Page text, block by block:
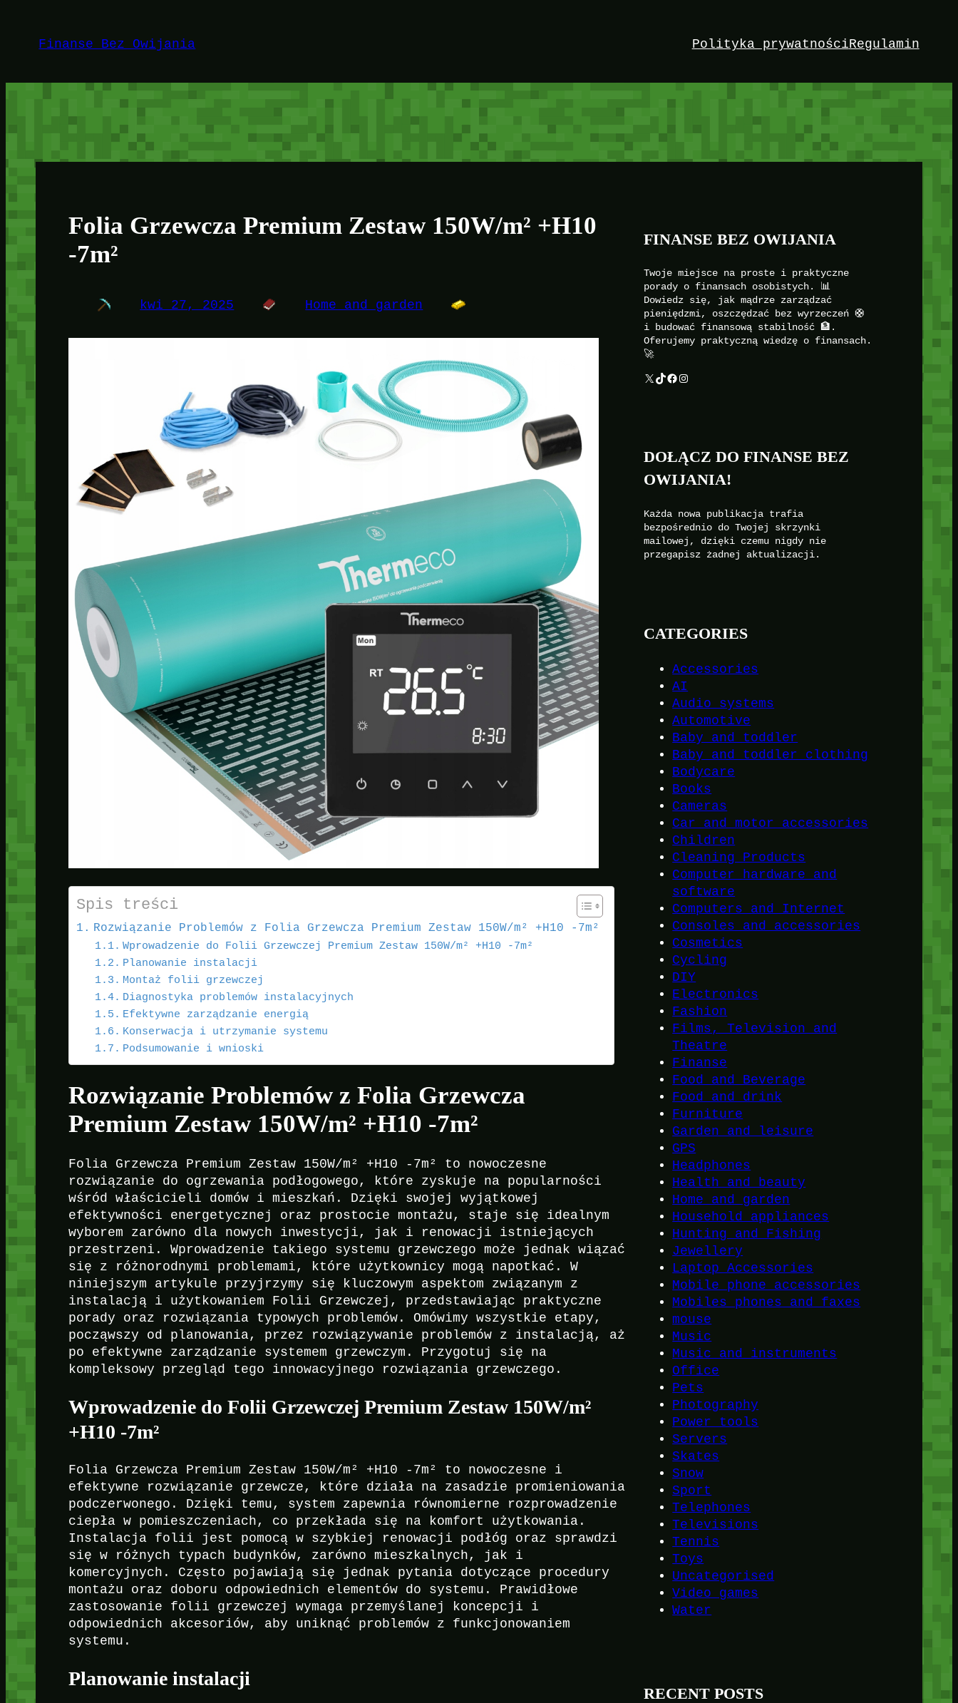
treściFinanse Bez Owijania Polityka prywatnościRegulamin
Folia Grzewcza Premium Zestaw 150W/m² +H10
-7m²
kwi 27, 2025 Home and garden
Spis treści
Rozwiązanie Problemów z Folia Grzewcza Premium Zestaw 150W/m² +H10 -7m²
Wprowadzenie do Folii Grzewczej Premium Zestaw 150W/m² +H10 -7m²
Planowanie instalacji
Montaż folii grzewczej
Diagnostyka problemów instalacyjnych
Efektywne zarządzanie energią
Konserwacja i utrzymanie systemu
Podsumowanie i wnioski
Rozwiązanie Problemów z Folia Grzewcza
Premium Zestaw 150W/m² +H10 -7m²
Folia Grzewcza Premium Zestaw 150W/m² +H10 -7m² to nowoczesne
rozwiązanie do ogrzewania podłogowego, które zyskuje na popularności
wśród właścicieli domów i mieszkań. Dzięki swojej wyjątkowej
efektywności energetycznej oraz prostocie montażu, staje się idealnym
wyborem zarówno dla nowych inwestycji, jak i renowacji istniejących
przestrzeni. Wprowadzenie takiego systemu grzewczego może jednak wiązać
się z różnorodnymi problemami, które użytkownicy mogą napotkać. W
niniejszym artykule przyjrzymy się kluczowym aspektom związanym z
instalacją i użytkowaniem Folii Grzewczej, przedstawiając praktyczne
porady oraz rozwiązania typowych problemów. Omówimy wszystkie etapy,
począwszy od planowania, przez rozwiązywanie problemów z instalacją, aż
po efektywne zarządzanie systemem grzewczym. Przygotuj się na
kompleksowy przegląd tego innowacyjnego rozwiązania grzewczego.
Wprowadzenie do Folii Grzewczej Premium Zestaw 150W/m²
+H10 -7m²
Folia Grzewcza Premium Zestaw 150W/m² +H10 -7m² to nowoczesne i
efektywne rozwiązanie grzewcze, które działa na zasadzie promieniowania
podczerwonego. Dzięki temu, system zapewnia równomierne rozprowadzenie
ciepła w pomieszczeniach, co przekłada się na komfort użytkowania.
Instalacja folii jest pomocą w szybkiej renowacji podłóg oraz sprawdzi
się w różnych typach budynków, zarówno mieszkalnych, jak i
komercyjnych. Często pojawiają się jednak pytania dotyczące procedury
montażu oraz doboru odpowiednich elementów do systemu. Prawidłowe
zastosowanie folii grzewczej wymaga przemyślanej koncepcji i
odpowiednich akcesoriów, aby uniknąć problemów z funkcjonowaniem
systemu.
Planowanie instalacji
FINANSE BEZ OWIJANIA
Twoje miejsce na proste i praktyczne
porady o finansach osobistych. 📊
Dowiedz się, jak mądrze zarządzać
pieniędzmi, oszczędzać bez wyrzeczeń 🛟
i budować finansową stabilność 🏦.
Oferujemy praktyczną wiedzę o finansach.
🚀
X TikTok Facebook Instagram
DOŁĄCZ DO FINANSE BEZ
OWIJANIA!
Każda nowa publikacja trafia
bezpośrednio do Twojej skrzynki
mailowej, dzięki czemu nigdy nie
przegapisz żadnej aktualizacji.
CATEGORIES
Accessories
AI
Audio systems
Automotive
Baby and toddler
Baby and toddler clothing
Bodycare
Books
Cameras
Car and motor accessories
Children
Cleaning Products
Computer hardware and
software
Computers and Internet
Consoles and accessories
Cosmetics
Cycling
DIY
Electronics
Fashion
Films, Television and
Theatre
Finanse
Food and Beverage
Food and drink
Furniture
Garden and leisure
GPS
Headphones
Health and beauty
Home and garden
Household appliances
Hunting and Fishing
Jewellery
Laptop Accessories
Mobile phone accessories
Mobiles phones and faxes
mouse
Music
Music and instruments
Office
Pets
Photography
Power tools
Servers
Skates
Snow
Sport
Telephones
Televisions
Tennis
Toys
Uncategorised
Video games
Water
RECENT POSTS